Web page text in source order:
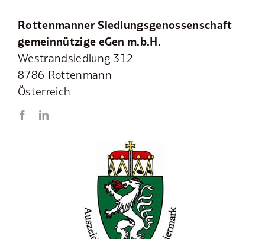
Rottenmanner Siedlungsgenossenschaft
gemeinnützige eGen m.b.H.
Westrandsiedlung 312
8786 Rottenmann
Österreich